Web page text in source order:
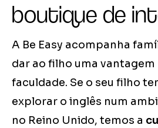
boutique de
A Be Easy acompanha
dar ao filho uma vantagem
faculdade. Se o seu filho
explorar o inglês num
no Reino Unido, temos a